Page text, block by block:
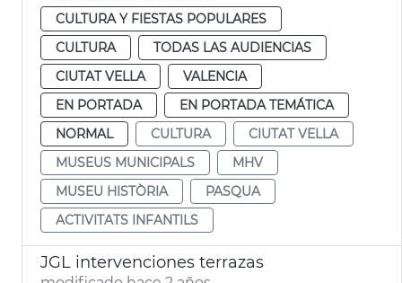
CULTURA Y FIESTAS POPULARES
CULTURA
TODAS LAS AUDIENCIAS
CIUTAT VELLA
VALENCIA
EN PORTADA
EN PORTADA TEMÁTICA
NORMAL
CULTURA
CIUTAT VELLA
MUSEUS MUNICIPALS
MHV
MUSEU HISTÒRIA
PASQUA
ACTIVITATS INFANTILS
JGL intervenciones terrazas